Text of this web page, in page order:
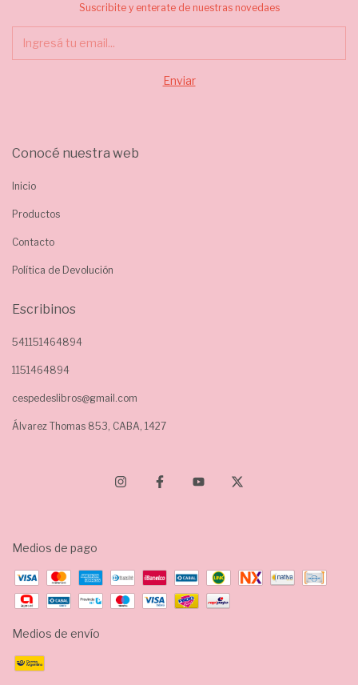
Suscribite y enterate de nuestras novedaes
Conocé nuestra web
Inicio
Productos
Contacto
Política de Devolución
Escribinos
541151464894
1151464894
cespedeslibros@gmail.com
Álvarez Thomas 853, CABA, 1427
Medios de pago
Medios de envío